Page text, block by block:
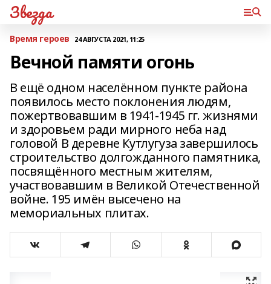
Звезда
Время героев 24 АВГУСТА 2021, 11:25
Вечной памяти огонь
В ещё одном населённом пункте района
появилось место поклонения людям,
пожертвовавшим в 1941-1945 гг. жизнями
и здоровьем ради мирного неба над
головой В деревне Кутлугуза завершилось
строительство долгожданного памятника,
посвящённого местным жителям,
участвовавшим в Великой Отечественной
войне. 195 имён высечено на
мемориальных плитах.